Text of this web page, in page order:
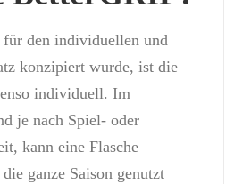
den individuellen und
konzipiert wurde, ist die
individuell. Im
je nach Spiel- oder
kann eine Flasche
ganze Saison genutzt